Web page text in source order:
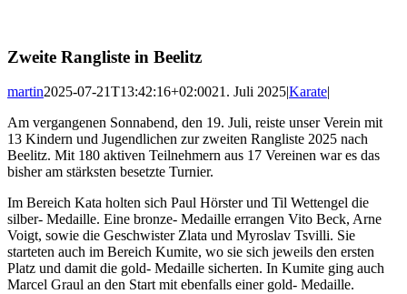
Zweite Rangliste in Beelitz
martin2025-07-21T13:42:16+02:0021. Juli 2025|Karate|
Am vergangenen Sonnabend, den 19. Juli, reiste unser Verein mit
13 Kindern und Jugendlichen zur zweiten Rangliste 2025 nach
Beelitz. Mit 180 aktiven Teilnehmern aus 17 Vereinen war es das
bisher am stärksten besetzte Turnier.
Im Bereich Kata holten sich Paul Hörster und Til Wettengel die
silber- Medaille. Eine bronze- Medaille errangen Vito Beck, Arne
Voigt, sowie die Geschwister Zlata und Myroslav Tsvilli. Sie
starteten auch im Bereich Kumite, wo sie sich jeweils den ersten
Platz und damit die gold- Medaille sicherten. In Kumite ging auch
Marcel Graul an den Start mit ebenfalls einer gold- Medaille.